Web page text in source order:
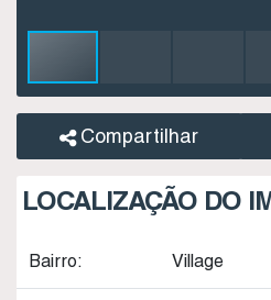
Compartilhar
LOCALIZAÇÃO DO
Bairro: Village